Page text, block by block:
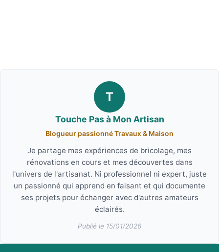
T
Touche Pas à Mon Artisan
Blogueur passionné Travaux & Maison
Je partage mes expériences de bricolage, mes
rénovations en cours et mes découvertes dans
l'univers de l'artisanat. Ni professionnel ni expert, juste
un passionné qui apprend en faisant et qui documente
ses projets pour échanger avec d'autres amateurs
éclairés.
Publié le 15/01/2026